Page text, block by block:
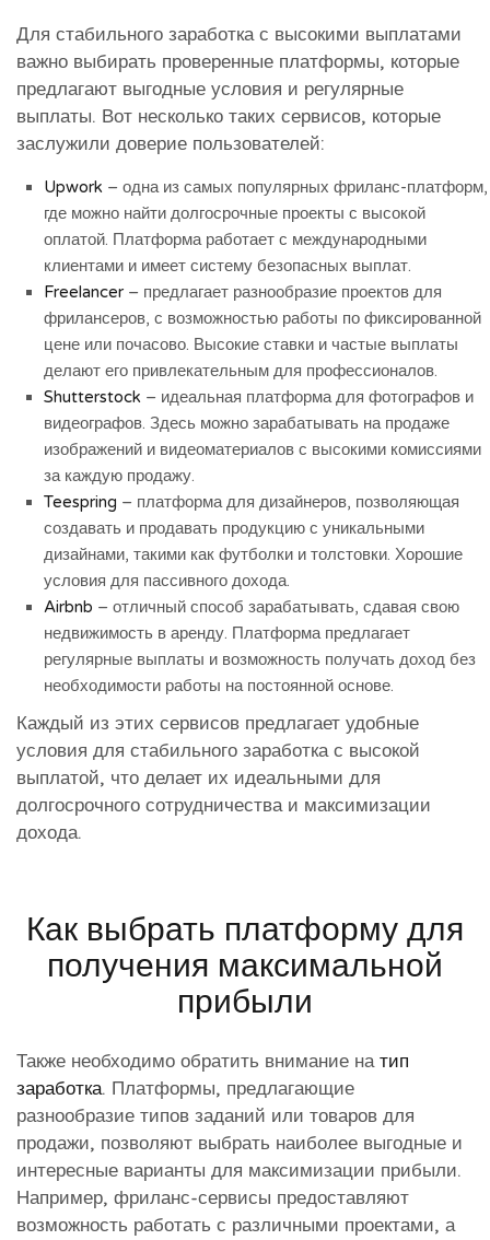
Для стабильного заработка с высокими выплатами
важно выбирать проверенные платформы, которые
предлагают выгодные условия и регулярные
выплаты. Вот несколько таких сервисов, которые
заслужили доверие пользователей:
Upwork – одна из самых популярных фриланс-платформ,
где можно найти долгосрочные проекты с высокой
оплатой. Платформа работает с международными
клиентами и имеет систему безопасных выплат.
Freelancer – предлагает разнообразие проектов для
фрилансеров, с возможностью работы по фиксированной
цене или почасово. Высокие ставки и частые выплаты
делают его привлекательным для профессионалов.
Shutterstock – идеальная платформа для фотографов и
видеографов. Здесь можно зарабатывать на продаже
изображений и видеоматериалов с высокими комиссиями
за каждую продажу.
Teespring – платформа для дизайнеров, позволяющая
создавать и продавать продукцию с уникальными
дизайнами, такими как футболки и толстовки. Хорошие
условия для пассивного дохода.
Airbnb – отличный способ зарабатывать, сдавая свою
недвижимость в аренду. Платформа предлагает
регулярные выплаты и возможность получать доход без
необходимости работы на постоянной основе.
Каждый из этих сервисов предлагает удобные
условия для стабильного заработка с высокой
выплатой, что делает их идеальными для
долгосрочного сотрудничества и максимизации
дохода.
Как выбрать платформу для
получения максимальной
прибыли
Также необходимо обратить внимание натип
заработка. Платформы, предлагающие
разнообразие типов заданий или товаров для
продажи, позволяют выбрать наиболее выгодные и
интересные варианты для максимизации прибыли.
Например, фриланс-сервисы предоставляют
возможность работать с различными проектами, а